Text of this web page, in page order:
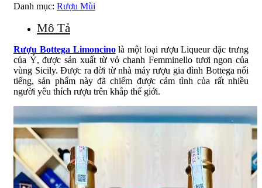
Danh mục: Rượu Mùi
Mô Tả
Rượu Bottega Limoncinolà một loại rượu Liqueur đặc trưng
của Ý, được sản xuất từ vỏ chanh Femminello tươi ngon của
vùng Sicily. Được ra đời từ nhà máy rượu gia đình Bottega nổi
tiếng, sản phẩm này đã chiếm được cảm tình của rất nhiều
người yêu thích rượu trên khắp thế giới.